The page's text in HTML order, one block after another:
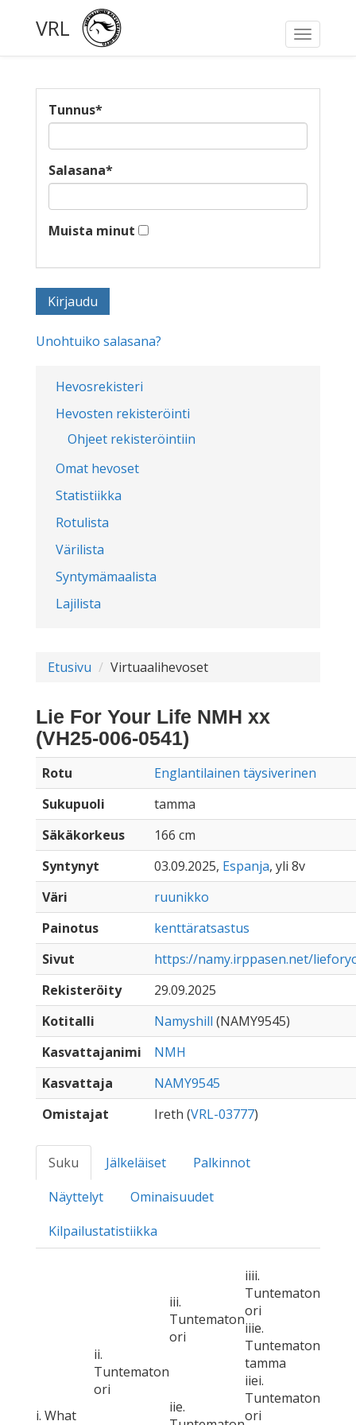
Toggle
VRL
Hevosrekisteri
Hevosten rekisteröinti
Ohjeet rekisteröintiin
Omat hevoset
Statistiikka
Rotulista
Värilista
Syntymämaalista
Lajilista
Tunnus*
Salasana*
Muista minut
Unohtuiko salasana?
Etusivu Virtuaalihevoset
Lie For Your Life NMH xx
(VH25-006-0541)
Rotu
Englantilainen täysiverinen
Sukupuoli
tamma
Säkäkorkeus
166 cm
Syntynyt
03.09.2025, Espanja, yli 8v
Väri
ruunikko
Painotus
kenttäratsastus
Sivut
https://namy.irppasen.net/
Rekisteröity
29.09.2025
Kotitalli
Namyshill (NAMY9545)
Kasvattajanimi
NMH
Kasvattaja
NAMY9545
Omistajat
Ireth (VRL-03777)
Suku Jälkeläiset
Palkinnot
Näyttelyt
Ominaisuudet
Kilpailustatistiikka
i. What
ii.
Tuntematon
ori
iii.
Tuntematon
ori
iiii.
Tuntematon
ori
iiie.
Tuntematon
tamma
iie.
iiei.
Tuntematon
ori